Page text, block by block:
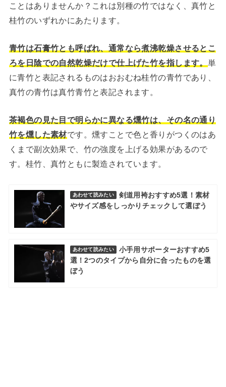
ことはありませんか？これは別種の竹ではなく、真竹と
桂竹のいずれかにあたります。
青竹は石膏竹とも呼ばれ、通常なら煮沸乾燥させるとこ
ろを日陰での自然乾燥だけで仕上げた竹を指します。 単
に青竹と表記されるものはおおむね桂竹の青竹であり、
真竹の青竹は真竹青竹と表記されます。
茶褐色の見た目で明らかに異なる燻竹は、その名の通り
竹を燻した素材です。燻すことで色と香りがつくのはあ
くまで副次効果で、竹の強度を上げる効果があるので
す。桂竹、真竹ともに製造されています。
あわせて読みたい
剣道用袴おすすめ5選！素材
やサイズ感をしっかりチェックして選ぼう
あわせて読みたい
小手用サポーターおすすめ5
選！2つのタイプから自分に合ったものを選
ぼう